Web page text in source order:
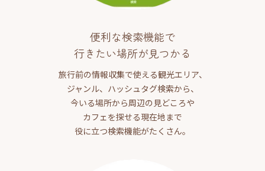
便利な検索機能で
行きたい場所が見つかる
旅行前の情報収集で使える観光エリア、
ジャンル、ハッシュタグ検索から、
今いる場所から周辺の見どころや
カフェを探せる現在地まで
役に立つ検索機能がたくさん。